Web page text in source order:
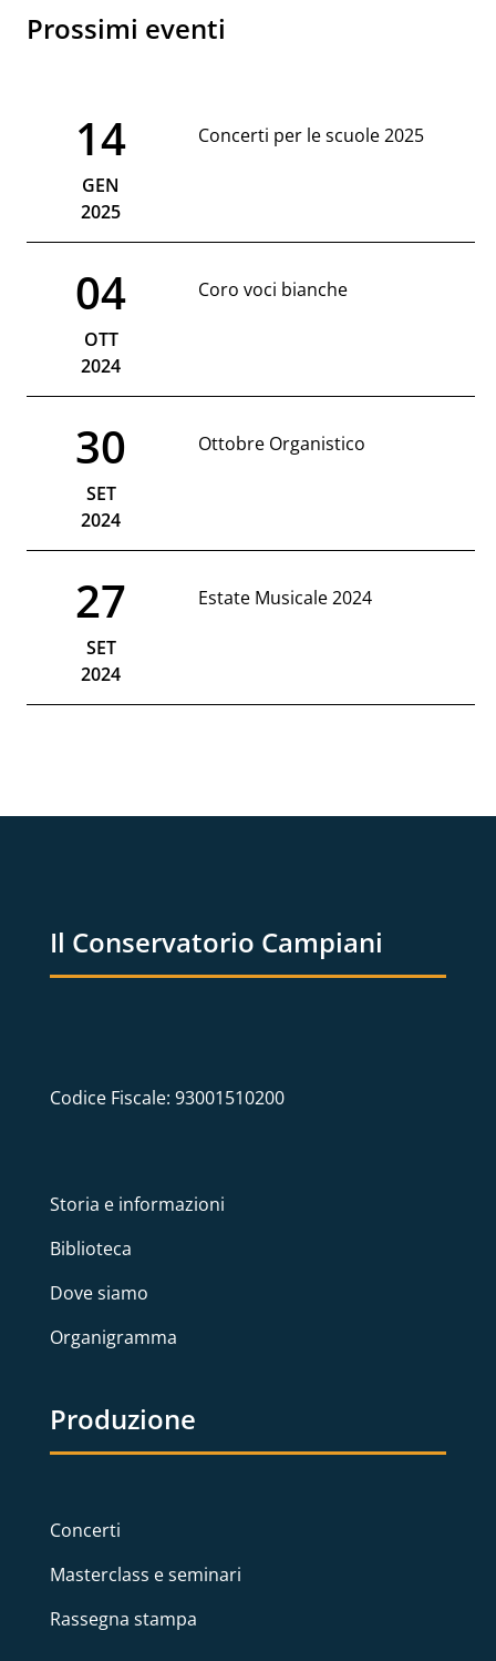
Prossimi eventi
14
GEN
2025
Concerti per le scuole 2025
04
OTT
2024
Coro voci bianche
30
SET
2024
Ottobre Organistico
27
SET
2024
Estate Musicale 2024
Il Conservatorio Campiani
Codice Fiscale: 93001510200
Storia e informazioni
Biblioteca
Dove siamo
Organigramma
Produzione
Concerti
Masterclass e seminari
Rassegna stampa